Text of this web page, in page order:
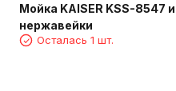
Мойка KAISER KSS-8547
нержавейки
Осталась 1 шт.